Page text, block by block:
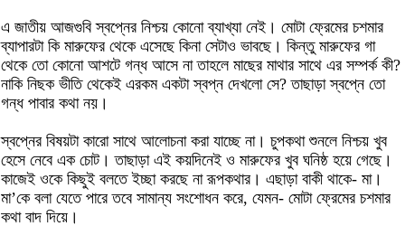
এ জাতীয় আজগুবি স্বপ্নের নিশ্চয় কোনো ব্যাখ্যা নেই। মোটা ফ্রেমের চশমার
ব্যাপারটা কি মারুফের থেকে এসেছে কিনা সেটাও ভাবছে। কিন্তু মারুফের গা
থেকে তো কোনো আশটে গন্ধ আসে না তাহলে মাছের মাথার সাথে এর সম্পর্ক কী?
নাকি নিছক ভীতি থেকেই এরকম একটা স্বপ্ন দেখলো সে? তাছাড়া স্বপ্নে তো
গন্ধ পাবার কথা নয়।
স্বপ্নের বিষয়টা কারো সাথে আলোচনা করা যাচ্ছে না। চুপকথা শুনলে নিশ্চয় খুব
হেসে নেবে এক চোট। তাছাড়া এই কয়দিনেই ও মারুফের খুব ঘনিষ্ঠ হয়ে গেছে।
কাজেই ওকে কিছুই বলতে ইচ্ছা করছে না রূপকথার। এছাড়া বাকী থাকে- মা।
মা’কে বলা যেতে পারে তবে সামান্য সংশোধন করে, যেমন- মোটা ফ্রেমের চশমার
কথা বাদ দিয়ে।